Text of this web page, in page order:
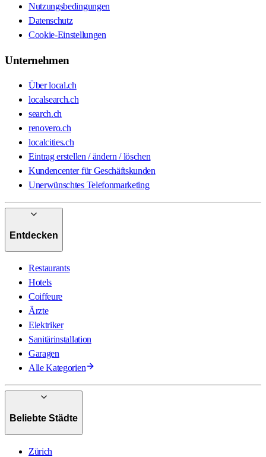
Nutzungsbedingungen
Datenschutz
Cookie-Einstellungen
Unternehmen
Über local.ch
localsearch.ch
search.ch
renovero.ch
localcities.ch
Eintrag erstellen / ändern / löschen
Kundencenter für Geschäftskunden
Unerwünschtes Telefonmarketing
Entdecken
Restaurants
Hotels
Coiffeure
Ärzte
Elektriker
Sanitärinstallation
Garagen
Alle Kategorien
Beliebte Städte
Zürich